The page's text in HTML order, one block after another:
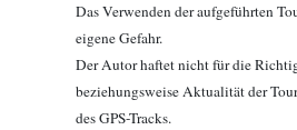
Das Verwenden der aufgeführten
eigene Gefahr.
Der Autor haftet nicht für die
beziehungsweise Aktualität der
des GPS-Tracks.